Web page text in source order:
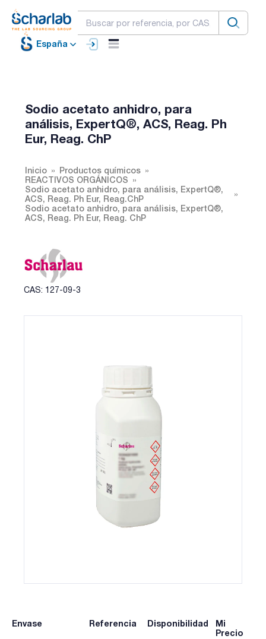
España
Sodio acetato anhidro, para
análisis, ExpertQ®, ACS, Reag. Ph
Eur, Reag. ChP
Inicio
Productos químicos
REACTIVOS ORGÁNICOS
Sodio acetato anhidro, para análisis, ExpertQ®,
ACS, Reag. Ph Eur, Reag.ChP
Sodio acetato anhidro, para análisis, ExpertQ®,
ACS, Reag. Ph Eur, Reag. ChP
CAS: 127-09-3
Envase Referencia Disponibilidad
Mi
Precio